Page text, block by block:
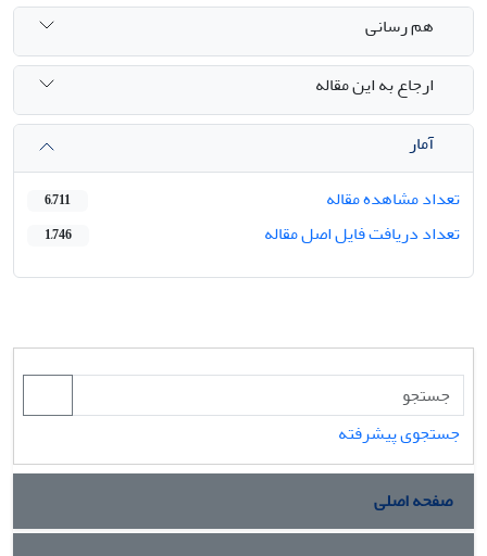
هم رسانی
ارجاع به این مقاله
آمار
تعداد مشاهده مقاله
6,711
تعداد دریافت فایل اصل مقاله 1,746
جستجوی پیشرفته
صفحه اصلی